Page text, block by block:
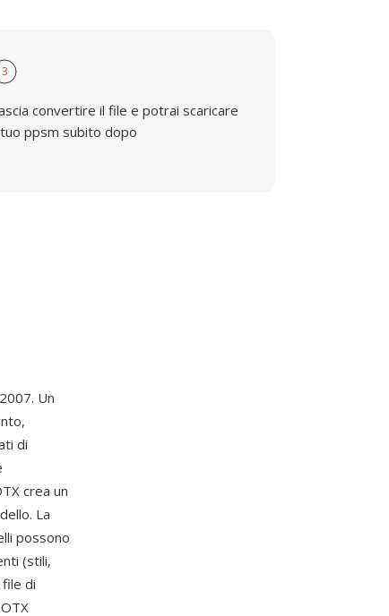
3
convertire il file e potrai scaricare
ppsm subito dopo
Un
di
crea un
La
possono
(stili,
di